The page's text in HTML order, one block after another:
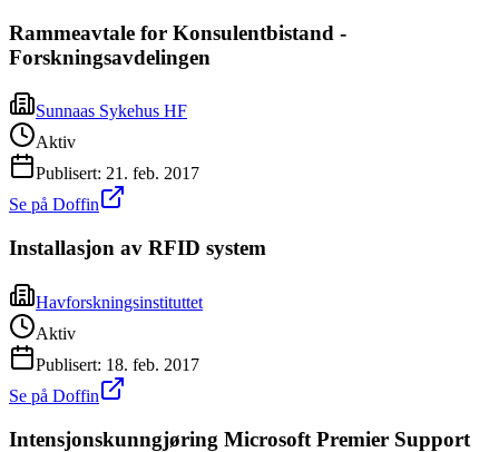
Rammeavtale for Konsulentbistand -
Forskningsavdelingen
Sunnaas Sykehus HF
Aktiv
Publisert: 21. feb. 2017
Se på Doffin
Installasjon av RFID system
Havforskningsinstituttet
Aktiv
Publisert: 18. feb. 2017
Se på Doffin
Intensjonskunngjøring Microsoft Premier Support